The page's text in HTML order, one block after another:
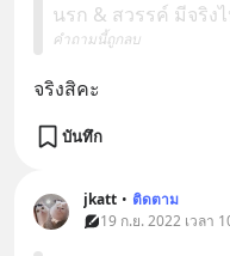
นรก & สวรรค์ มีจริง
คำถามนี้ถูกลบ
จริงสิคะ
บันทึก
jkatt • ติดตาม
19 ก.ย. 2022 เวลา